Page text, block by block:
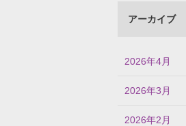
アーカイブ
2026年4月
2026年3月
2026年2月